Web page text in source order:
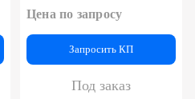
Цена по запросу
Запросить КП
Под заказ